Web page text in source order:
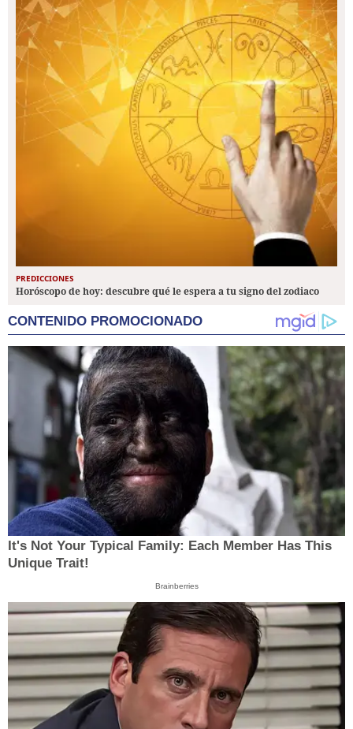
PREDICCIONES
Horóscopo de hoy: descubre qué le espera a tu signo del zodiaco
CONTENIDO PROMOCIONADO
It's Not Your Typical Family: Each Member Has This
Unique Trait!
Brainberries